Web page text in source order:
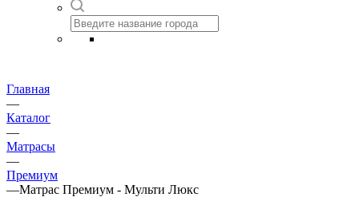
Главная
—
Каталог
—
Матрасы
—
Премиум
—Матрас Премиум - Мульти Люкс